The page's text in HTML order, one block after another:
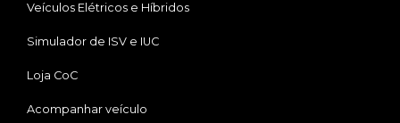
Veículos Elétricos e Híbridos
Simulador de ISV e IUC
Loja CoC
Acompanhar veículo